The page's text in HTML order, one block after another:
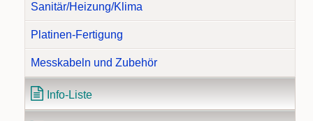
Sanitär/Heizung/Klima
Platinen-Fertigung
Messkabeln und Zubehör
Info-Liste